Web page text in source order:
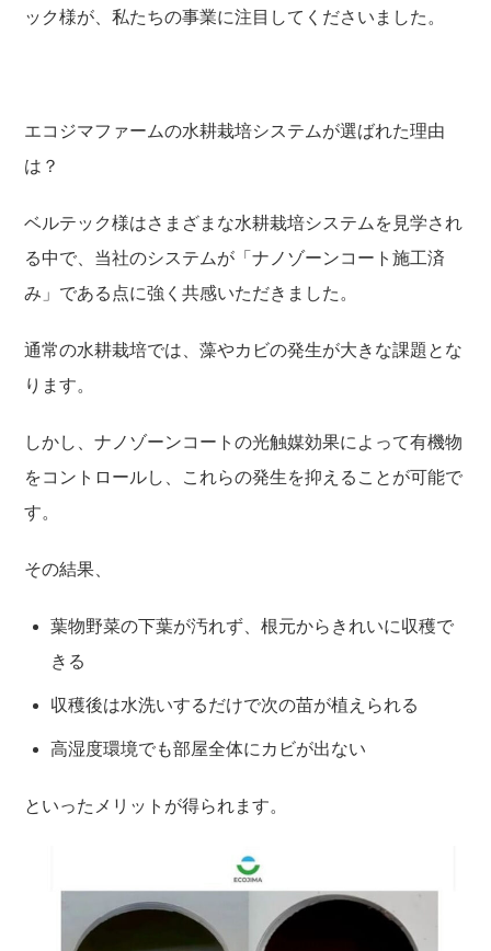
ック様が、私たちの事業に注目してくださいました。
エコジマファームの水耕栽培システムが選ばれた理由
は？
ベルテック様はさまざまな水耕栽培システムを見学され
る中で、 当社のシステムが「ナノゾーンコート施工済
み」である点に強く共感いただきました。
通常の水耕栽培では、藻やカビの発生が大きな課題とな
ります。
しかし、ナノゾーンコートの光触媒効果によって有機物
をコントロールし、これらの発生を抑えることが可能で
す。
その結果、
葉物野菜の下葉が汚れず、根元からきれいに収穫で
きる
収穫後は水洗いするだけで次の苗が植えられる
高湿度環境でも部屋全体にカビが出ない
といったメリットが得られます。